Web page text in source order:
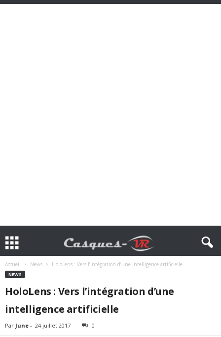
Accueil News HoloLens : Vers l’intégration d’une intelligence artificielle
NEWS
HoloLens : Vers l’intégration d’une
intelligence artificielle
Par June - 24 juillet 2017 0